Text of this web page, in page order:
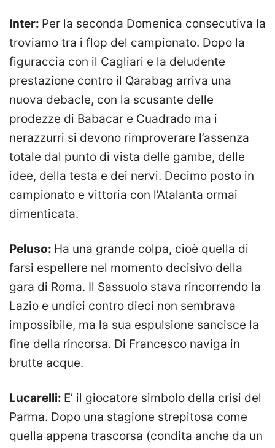
Inter: Per la seconda Domenica consecutiva la
troviamo tra i flop del campionato. Dopo la
figuraccia con il Cagliari e la deludente
prestazione contro il Qarabag arriva una
nuova debacle, con la scusante delle
prodezze di Babacar e Cuadrado ma i
nerazzurri si devono rimproverare l’assenza
totale dal punto di vista delle gambe, delle
idee, della testa e dei nervi. Decimo posto in
campionato e vittoria con l’Atalanta ormai
dimenticata.
Peluso: Ha una grande colpa, cioè quella di
farsi espellere nel momento decisivo della
gara di Roma. Il Sassuolo stava rincorrendo la
Lazio e undici contro dieci non sembrava
impossibile, ma la sua espulsione sancisce la
fine della rincorsa. Di Francesco naviga in
brutte acque.
Lucarelli: E’ il giocatore simbolo della crisi del
Parma. Dopo una stagione strepitosa come
quella appena trascorsa (condita anche da un